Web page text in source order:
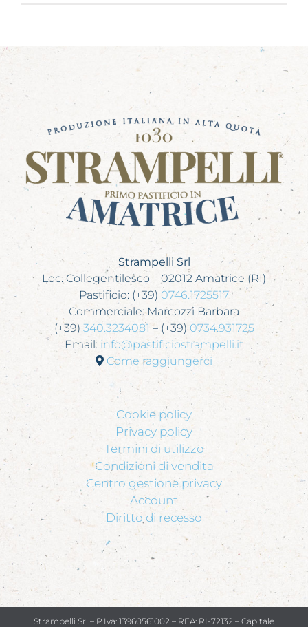
Strampelli Srl
Loc. Collegentilesco – 02012 Amatrice (RI)
Pastificio: (+39) 0746.1725517
Commerciale: Marcozzi Barbara
(+39) 340.3234081 – (+39) 0734.931725
Email: info@pastificiostrampelli.it
Come raggiungerci
Cookie policy
Privacy policy
Termini di utilizzo
Condizioni di vendita
Centro gestione privacy
Account
Diritto di recesso
Strampelli Srl – P.Iva: 13960561002 – REA: RI-72132 – Capitale